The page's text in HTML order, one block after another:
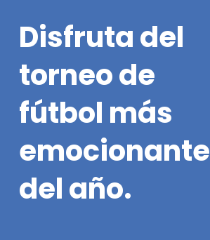
Disfrutadel
torneode
fútbol más
emocionante
delaño.